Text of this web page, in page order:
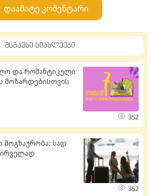
დაამატე კომენტარი
მსგავსი სიახლეები
და რომანტიკული
მოზარდებისთვის
352
მოგზაურობა: სად
352